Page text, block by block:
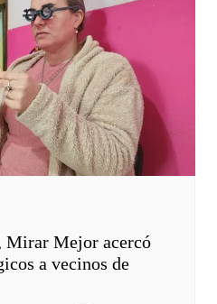
Mirar Mejor acercó
a vecinos de